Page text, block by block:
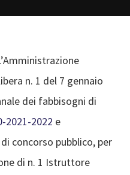
n. 1 del 7 gennaio
dei fabbisogni di
2021-2022 e
concorso pubblico, per
di n. 1 Istruttore